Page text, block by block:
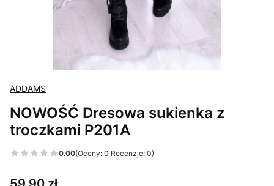
ADDAMS
NOWOŚĆ Dresowa sukienka z
troczkami P201A
0.00(Oceny: 0 Recenzje: 0)
Cena